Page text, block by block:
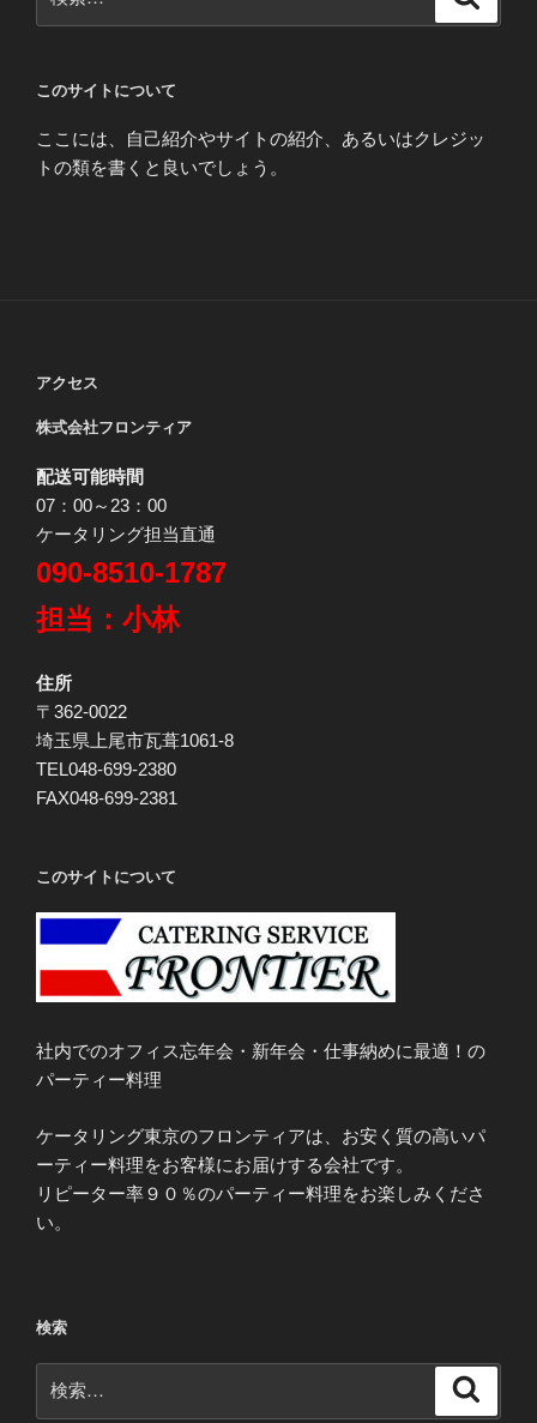
索:
このサイトについて
ここには、自己紹介やサイトの紹介、あるいはクレジッ
トの類を書くと良いでしょう。
アクセス
株式会社フロンティア
配送可能時間
07：00～23：00
ケータリング担当直通
090-8510-1787
担当：小林
住所
〒362-0022
埼玉県上尾市瓦葺1061-8
TEL048-699-2380
FAX048-699-2381
このサイトについて
社内でのオフィス忘年会・新年会・仕事納めに最適！の
パーティー料理
ケータリング東京のフロンティアは、お安く質の高いパ
ーティー料理をお客様にお届けする会社です。
リピーター率９０％のパーティー料理をお楽しみくださ
い。
検索
索: